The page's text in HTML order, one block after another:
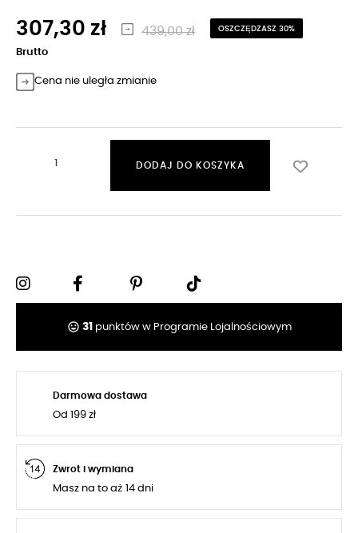
307,30 zł 439,00 zł OSZCZĘDZASZ 30%
Brutto
Cena nie uległa zmianie
DODAJ DO KOSZYKA
tag_faces 31 punktów w Programie Lojalnościowym
Darmowa dostawa
Od 199 zł
Zwrot i wymiana
Masz na to aż 14 dni